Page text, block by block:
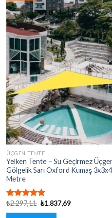
ÜÇGEN TENTE
Yelken Tente – Su Geçirmez
Gölgelik Sarı Oxford Kumaş
Metre
5 üzerinden
4.92oy
₺2.297,11 Orijinal
₺1.837,69Şu